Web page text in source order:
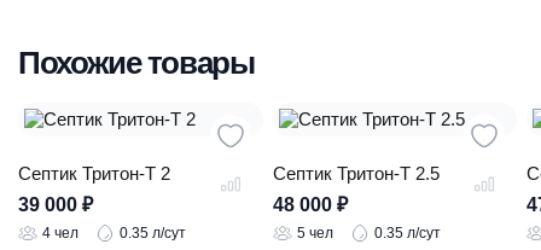
Похожие товары
Септик Тритон-Т 2
39 000 ₽
4 чел 0.35 л/сут
Септик Тритон-Т 2.5
48 000 ₽
5 чел 0.35 л/сут